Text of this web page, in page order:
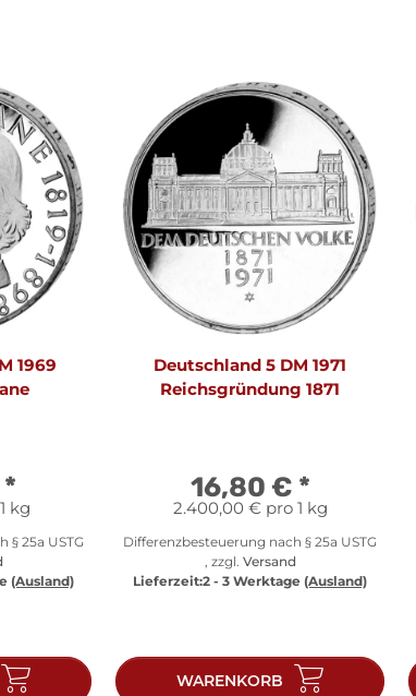
1969
*
kg
§ 25a USTG
(Ausland)
Deutschland 5 DM 1971
Reichsgründung 1871
16,80 € *
2.400,00 € pro 1 kg
Differenzbesteuerung nach § 25a USTG
, zzgl. Versand
Lieferzeit:2 - 3 Werktage (Ausland)
WARENKORB